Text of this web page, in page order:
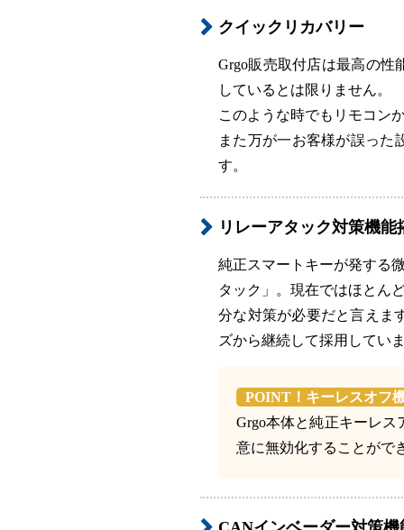
クイックリカバリー
Grgo販売取付店は最高の性
しているとは限りません。
このような時でもリモコン
また万が一お客様が誤った
す。
リレーアタック対策機能
純正スマートキーが発する
タック」。現在ではほとん
分な対策が必要だと言えま
ズから継続して採用してい
POINT！キーレスオフ
Grgo本体と純正キーレス
意に無効化することがで